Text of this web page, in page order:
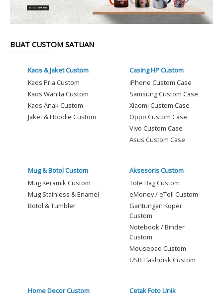
BUAT CUSTOM SATUAN
Kaos & Jaket Custom
Kaos Pria Custom
Kaos Wanita Custom
Kaos Anak Custom
Jaket & Hoodie Custom
Casing HP Custom
iPhone Custom Case
Samsung Custom Case
Xiaomi Custom Case
Oppo Custom Case
Vivo Custom Case
Asus Custom Case
Mug & Botol Custom
Mug Keramik Custom
Mug Stainless & Enamel
Botol & Tumbler
Aksesoris Custom
Tote Bag Custom
eMoney / eToll Custom
Gantungan Koper
Custom
Notebook / Binder
Custom
Mousepad Custom
USB Flashdisk Custom
Home Decor Custom
Cetak Foto Unik